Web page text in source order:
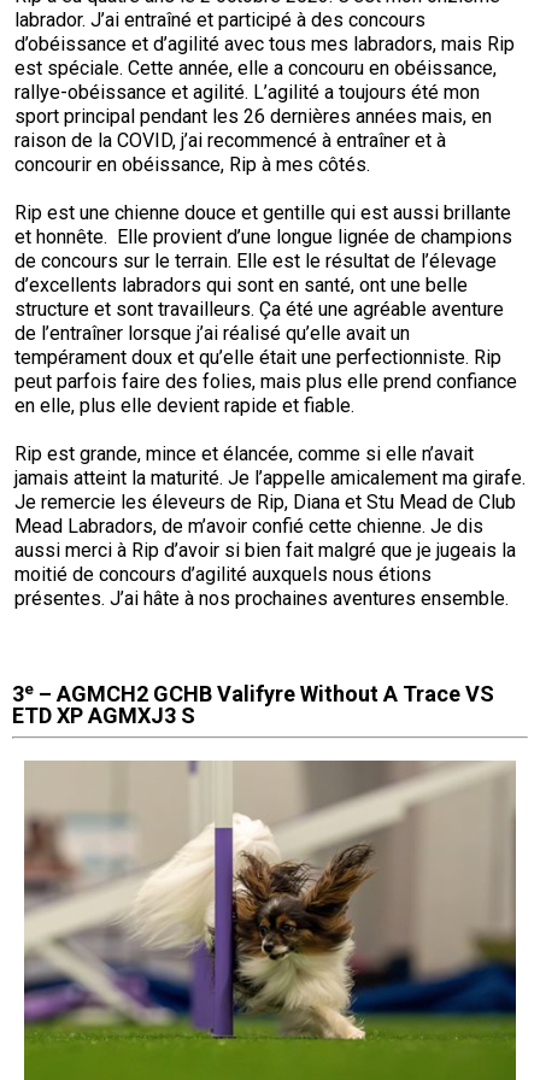
Corgi gallois (Cardigan)
Corgi gallois (Pembroke)
Pumi
Lapphund suédois
Rhodesian ridgeback
Lévrier persan
Shikoku
Whippet
Chien nu du Pérou (Perro Sin Pelo Del Peru)
Épagneul des champs
Épagneul français
Épagneul d’eau irlandais
Épagneul Sussex
Épagneul springer gallois
Spinone italiano
Vizsla à poil lisse
Vizsla à poil dur
Braque de Weimar
Terrier wheaten à poil doux
Bull terrier du Staffordshire
Terrier gallois
Terrier blanc du West Highland
Mâtin napolitain
Terre-Neuve
Chien d’eau portugais
Rottweiler
Samoyède
Schnauzer (géant)
Schnauzer (standard)
Husky sibérien
Saint Bernard
Laika de lakoutie
labrador. J’ai entraîné et participé à des concours
d’obéissance et d’agilité avec tous mes labradors, mais Rip
est spéciale. Cette année, elle a concouru en obéissance,
rallye-obéissance et agilité. L’agilité a toujours été mon
sport principal pendant les 26 dernières années mais, en
raison de la COVID, j’ai recommencé à entraîner et à
concourir en obéissance, Rip à mes côtés.
Rip est une chienne douce et gentille qui est aussi brillante
et honnête. Elle provient d’une longue lignée de champions
de concours sur le terrain. Elle est le résultat de l’élevage
d’excellents labradors qui sont en santé, ont une belle
structure et sont travailleurs. Ça été une agréable aventure
de l’entraîner lorsque j’ai réalisé qu’elle avait un
tempérament doux et qu’elle était une perfectionniste. Rip
peut parfois faire des folies, mais plus elle prend confiance
en elle, plus elle devient rapide et fiable.
Rip est grande, mince et élancée, comme si elle n’avait
jamais atteint la maturité. Je l’appelle amicalement ma girafe.
Je remercie les éleveurs de Rip, Diana et Stu Mead de Club
Mead Labradors, de m’avoir confié cette chienne. Je dis
aussi merci à Rip d’avoir si bien fait malgré que je jugeais la
moitié de concours d’agilité auxquels nous étions
présentes. J’ai hâte à nos prochaines aventures ensemble.
3e – AGMCH2 GCHB Valifyre Without A Trace VS
ETD XP AGMXJ3 S